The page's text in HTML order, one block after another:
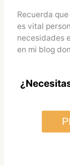
Recuerda
es vital
necesidades
en mi blog